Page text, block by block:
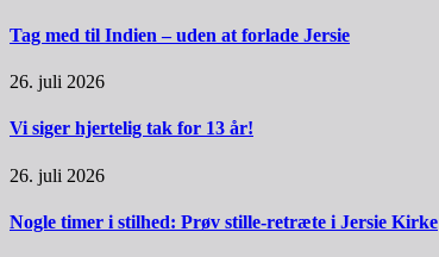
Tag med til Indien – uden at forlade Jersie
26. juli 2026
Vi siger hjertelig tak for 13 år!
26. juli 2026
Nogle timer i stilhed: Prøv stille-retræte i Jersie Kirke